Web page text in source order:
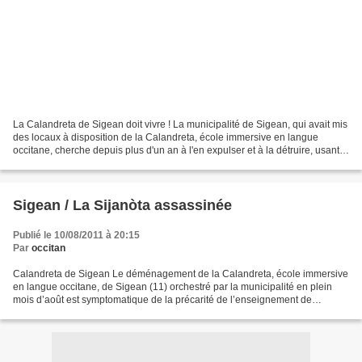
La Calandreta de Sigean doit vivre ! La municipalité de Sigean, qui avait mis
des locaux à disposition de la Calandreta, école immersive en langue
occitane, cherche depuis plus d'un an à l'en expulser et à la détruire, usant
Sigean / La Sijanòta assassinée
Publié le 10/08/2011 à 20:15
Par occitan
Calandreta de Sigean Le déménagement de la Calandreta, école immersive
en langue occitane, de Sigean (11) orchestré par la municipalité en plein
mois d’août est symptomatique de la précarité de l’enseignement de